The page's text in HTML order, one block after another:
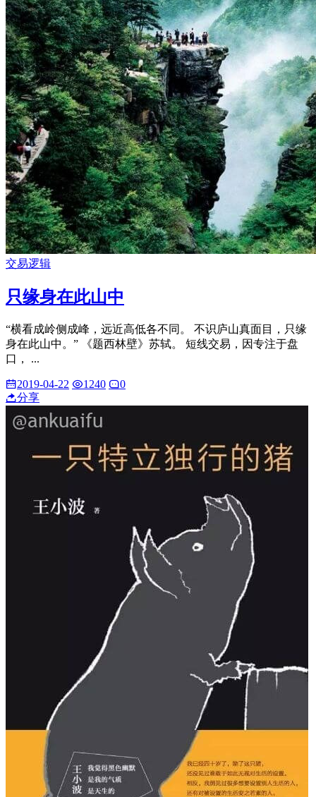
交易逻辑
只缘身在此山中
“横看成岭侧成峰，远近高低各不同。 不识庐山真面目，只缘
身在此山中。” 《题西林壁》苏轼。 短线交易，因专注于盘
口， ...
2019-04-22 1240
0
分享